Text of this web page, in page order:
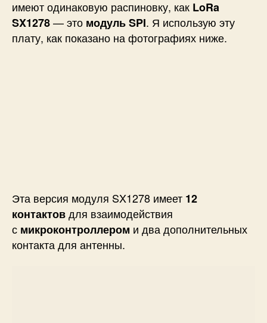
имеют одинаковую распиновку, как LoRa
SX1278— это модуль SPI. Я использую эту
плату, как показано на фотографиях ниже.
Эта версия модуля SX1278 имеет 12
контактовдля взаимодействия
с микроконтроллером и два дополнительных
контакта для антенны.